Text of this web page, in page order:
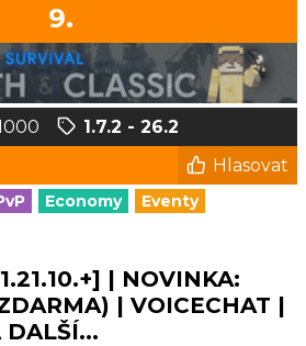
9.
1.7.2 - 26.2
Hlasovat
Economy Eventy
| NOVINKA:
| VOICECHAT |
DALŠÍ...